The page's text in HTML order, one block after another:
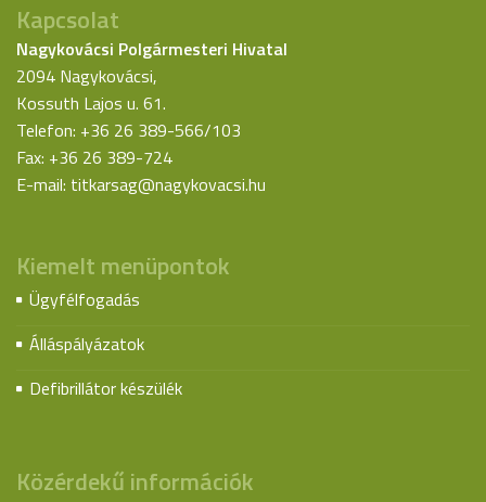
Kapcsolat
Nagykovácsi Polgármesteri Hivatal
2094 Nagykovácsi,
Kossuth Lajos u. 61.
Telefon: +36 26 389-566/103
Fax: +36 26 389-724
E-mail: titkarsag@nagykovacsi.hu
Kiemelt menüpontok
Ügyfélfogadás
Álláspályázatok
Defibrillátor készülék
Közérdekű információk